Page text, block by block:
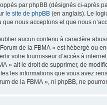
par phpBB (désignés ci-après
le site de phpBB (en anglais). Le
nous acceptons et que nous
aucun contenu à caractère
de la FBMA » est hébergé ou
votre fournisseur d’accès à
» ait le droit de supprimer, de
les informations que vous avez
de la FBMA », ni phpBB, ne